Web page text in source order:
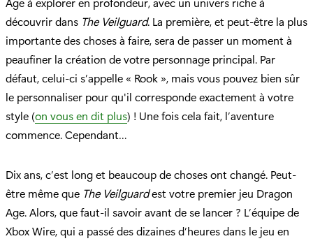
découvrir dans The Veilguard. La première, et peut-être la plus
importante des choses à faire, sera de passer un moment à
peaufiner la création de votre personnage principal. Par
défaut, celui-ci s’appelle « Rook », mais vous pouvez bien sûr
le personnaliser pour qu'il corresponde exactement à votre
style (on vous en dit plus) ! Une fois cela fait, l’aventure
commence. Cependant…
Dix ans, c’est long et beaucoup de choses ont changé. Peut-
être même que The Veilguardest votre premier jeu Dragon
Age. Alors, que faut-il savoir avant de se lancer ? L’équipe de
Xbox Wire, qui a passé des dizaines d’heures dans le jeu en